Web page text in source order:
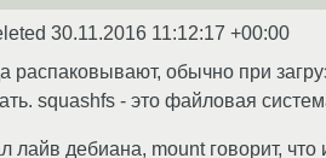
30.11.2016 11:12:17 +00:00
распаковывают, обычно при
squashfs - это файловая
лайв дебиана, mount говорит, что